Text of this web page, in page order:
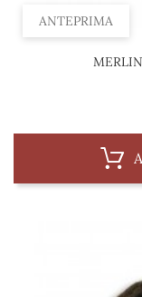
ANTEPRIMA